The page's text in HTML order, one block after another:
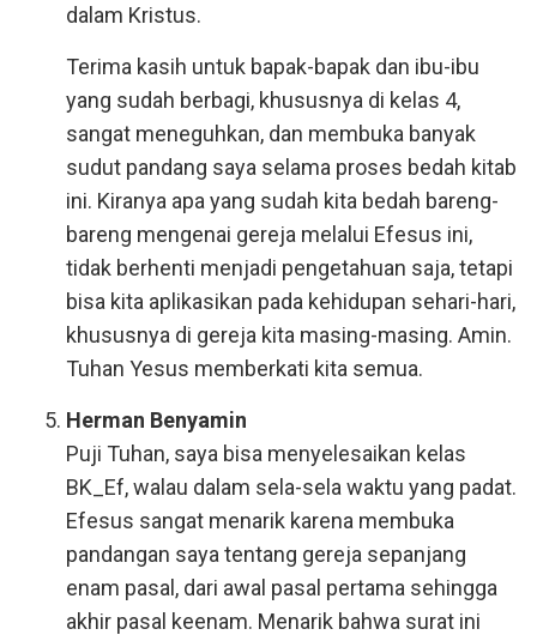
dalam Kristus.
Terima kasih untuk bapak-bapak dan ibu-ibu
yang sudah berbagi, khususnya di kelas 4,
sangat meneguhkan, dan membuka banyak
sudut pandang saya selama proses bedah kitab
ini. Kiranya apa yang sudah kita bedah bareng-
bareng mengenai gereja melalui Efesus ini,
tidak berhenti menjadi pengetahuan saja, tetapi
bisa kita aplikasikan pada kehidupan sehari-hari,
khususnya di gereja kita masing-masing. Amin.
Tuhan Yesus memberkati kita semua.
Herman Benyamin
Puji Tuhan, saya bisa menyelesaikan kelas
BK_Ef, walau dalam sela-sela waktu yang padat.
Efesus sangat menarik karena membuka
pandangan saya tentang gereja sepanjang
enam pasal, dari awal pasal pertama sehingga
akhir pasal keenam. Menarik bahwa surat ini